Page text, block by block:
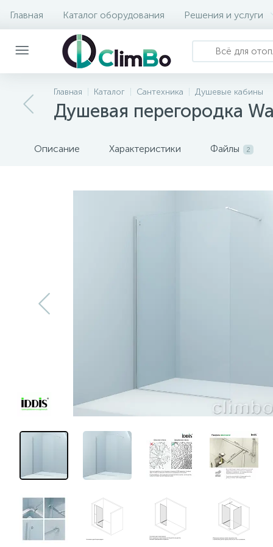
Главная Каталог оборудования Решения и услуги
Главная Каталог Сантехника Душевые кабины
Душевая перегородка
Описание Характеристики Файлы 2